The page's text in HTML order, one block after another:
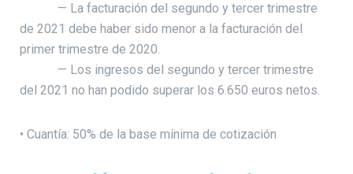
— La facturación del segundo y tercer trimestre
de 2021 debe haber sido menor a la facturación del
primer trimestre de 2020.
— Los ingresos del segundo y tercer trimestre
del 2021 no han podido superar los 6.650 euros netos.
• Cuantía: 50% de la base mínima de cotización